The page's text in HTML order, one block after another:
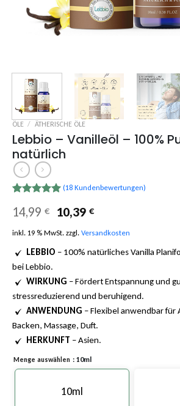
ÖLE / ÄTHERISCHE ÖLE
Lebbio – Vanilleöl – 100%
natürlich
mit5.00
basierend
Kundenbewertungen
(18 Kundenbewertungen)
14,99 €
Ursprünglicher
war:
14,99 €
10,39€Aktueller
ist:
10,39 €.
inkl. 19 % MwSt. zzgl. Versandkosten
LEBBIO – 100% natürliches Vanilla
bei Lebbio.
WIRKUNG – Fördert Entspannung und
stressreduzierend und beruhigend.
ANWENDUNG – Flexibel anwendbar für
Backen, Massage, Duft.
HERKUNFT – Asien.
Menge auswählen : 10ml
10ml